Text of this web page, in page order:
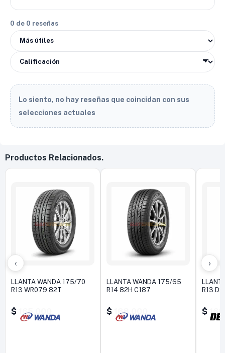
0 de 0 reseñas
Lo siento, no hay reseñas que coincidan con sus
selecciones actuales
Productos Relacionados.
‹
LLANTA WANDA 175/70
R13 WR079 82T
$ 165.000
LLANTA WANDA 175/65
R14 82H C187
$ 168.000
R13
$
›